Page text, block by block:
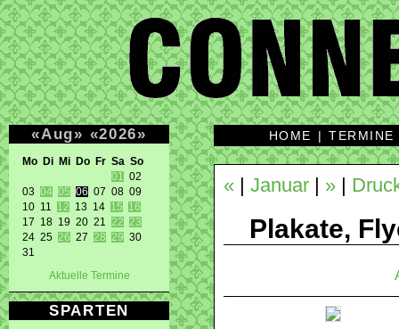
«Aug» «2026»
Mo Di Mi Do Fr Sa So
01
02
03 04 05 06 07 08 09
10 11 12 13 14 15
16
17 18 19 20 21 22
23
24 25 26 27 28 29 30
31
Aktuelle Termine
SPARTEN
HOME |TERMINE
« Januar »
Plakate,